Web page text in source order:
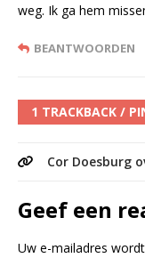
weg. Ik ga hem
BEANTWOORDEN
1 TRACKBACK /
Cor Doesburg
Geef een
Uw e-mailadres